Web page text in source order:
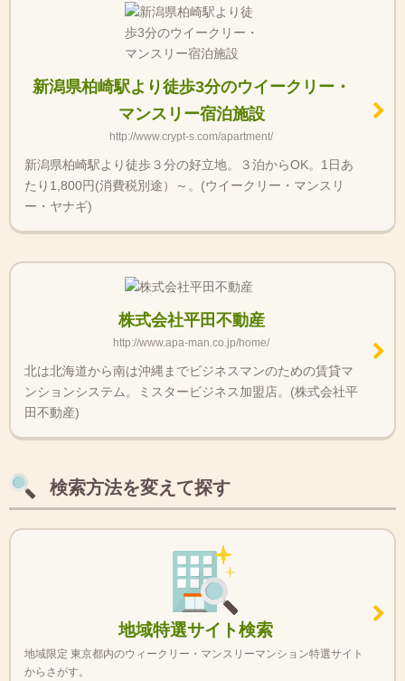
新潟県柏崎駅より徒歩3分のウイークリー・
マンスリー宿泊施設
http://www.crypt-s.com/apartment/
新潟県柏崎駅より徒歩３分の好立地。３泊からOK。1日あ
たり1,800円(消費税別途）～。(ウイークリー・マンスリ
ー・ヤナギ)
株式会社平田不動産
http://www.apa-man.co.jp/home/
北は北海道から南は沖縄までビジネスマンのための賃貸マ
ンションシステム。ミスタービジネス加盟店。(株式会社平
田不動産)
検索方法を変えて探す
地域特選サイト検索
地域限定 東京都内のウィークリー・マンスリーマンション特選サイト
からさがす。